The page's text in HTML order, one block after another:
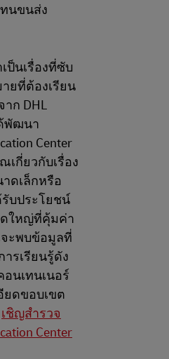
นขนส่ง
ป็นเรื่องที่ซับ
ยที่ต้องเรียน
ก DHL
พัฒนา
Center
กี่ยวกับเรื่อง
ดเล็กหรือ
บประโยชน์
ใหญ่ที่คุ้มค่า
ะพบข้อมูลที่
รเรียนรู้ดัง
นเทนเนอร์
ยดขอบเขต
เชิญสำรวจ
Center